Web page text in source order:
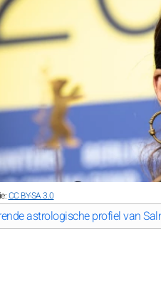
CC BY-SA 3.0
astrologische profiel van